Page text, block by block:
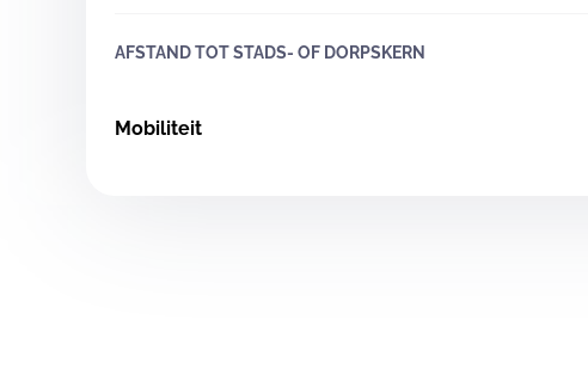
AFSTAND TOT STADS- OF DORPSKERN
Mobiliteit